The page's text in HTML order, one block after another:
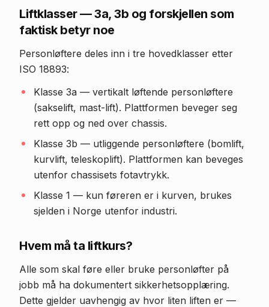
Liftklasser — 3a, 3b og forskjellen som
faktisk betyr noe
Personløftere deles inn i tre hovedklasser etter
ISO 18893:
Klasse 3a — vertikalt løftende personløftere
(sakselift, mast-lift). Plattformen beveger seg
rett opp og ned over chassis.
Klasse 3b — utliggende personløftere (bomlift,
kurvlift, teleskoplift). Plattformen kan beveges
utenfor chassisets fotavtrykk.
Klasse 1 — kun føreren er i kurven, brukes
sjelden i Norge utenfor industri.
Hvem må ta liftkurs?
Alle som skal føre eller bruke personløfter på
jobb må ha dokumentert sikkerhetsopplæring.
Dette gjelder uavhengig av hvor liten liften er —